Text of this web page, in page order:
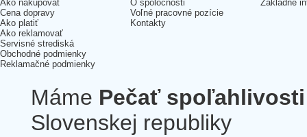
Ako nakupovať
Cena dopravy
Ako platiť
Ako reklamovať
Servisné strediská
Obchodné podmienky
Reklamačné podmienky
O spoločnosti
Voľné pracovné pozície
Kontakty
Základné
Máme Pečať spoľahlivosti
Slovenskej republiky